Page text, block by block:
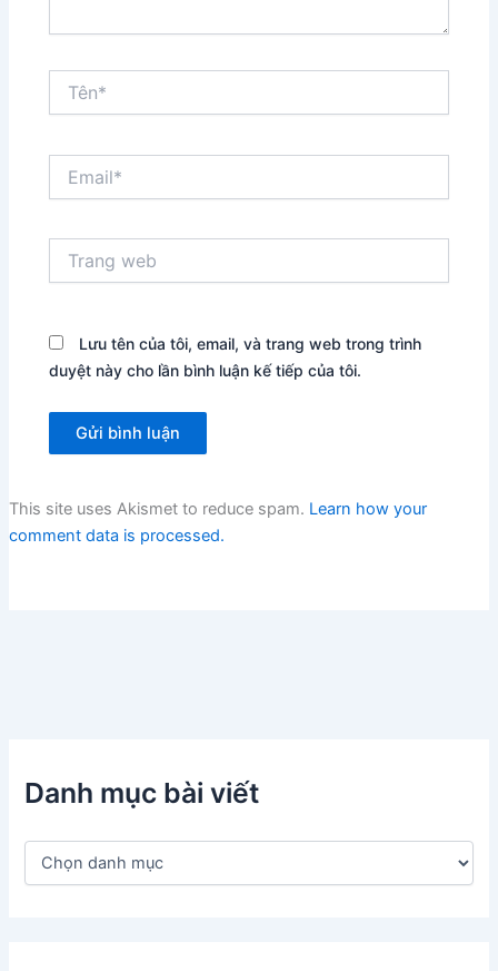
web
Lưu tên của tôi, email, và trang web trong trình
duyệt này cho lần bình luận kế tiếp của tôi.
This site uses Akismet to reduce spam. Learn how your
comment data is processed.
Danh mục bài viết
D